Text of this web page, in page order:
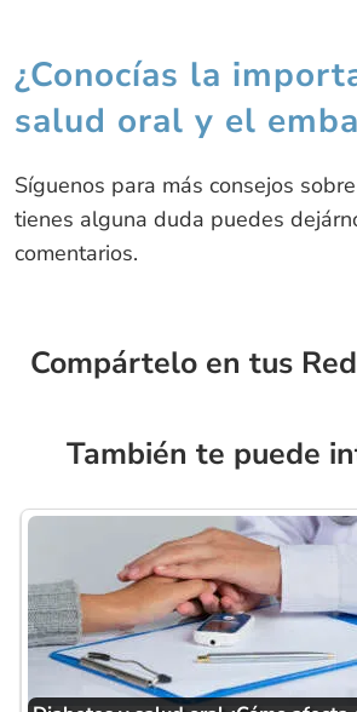
¿Conocías la
salud oral y el
Síguenos para más consejos
tienes alguna duda puedes
comentarios.
Compártelo en tus
También te puede